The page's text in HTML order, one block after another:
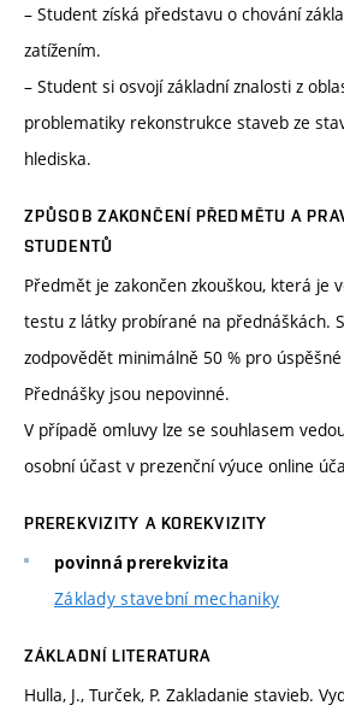
– Student získá představu o chování
zatížením.
– Student si osvojí základní znalosti z
problematiky rekonstrukce staveb ze
hlediska.
ZPŮSOB ZAKONČENÍ PŘEDMĚTU A
STUDENTŮ
Předmět je zakončen zkouškou, která je
testu z látky probírané na přednáškách.
zodpovědět minimálně 50 % pro
Přednášky jsou nepovinné.
V případě omluvy lze se souhlasem
osobní účast v prezenční výuce online
PREREKVIZITY A KOREKVIZITY
povinná prerekvizita
Základy stavební mechaniky
ZÁKLADNÍ LITERATURA
Hulla, J., Turček, P. Zakladanie stavieb.